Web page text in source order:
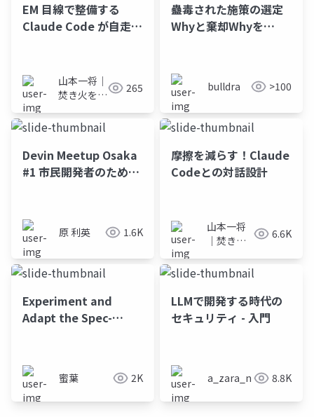
EM 目線で整備する
Claude Code が自走す
山本一将｜
焚き火を愛
ニア
265
蠱毒された施策の選定
Whyと棄却Whyを
有すべき
bulldra >100
Devin Meetup Osaka
#1 市民開発者のための
原 利英 1.6K
摩擦を減らす！Claude
Codeとの対話設計
山本一将
｜焚き火
エンジニ
6.6K
Experiment and
Adapt the Spec-
nameless - 仕様駆動開
発のプロセス試行と既
存プロダクト開発への
蜜葉 2K
LLMで開発する時代の
セキュリティ - 入門
a_zara_n 8.8K